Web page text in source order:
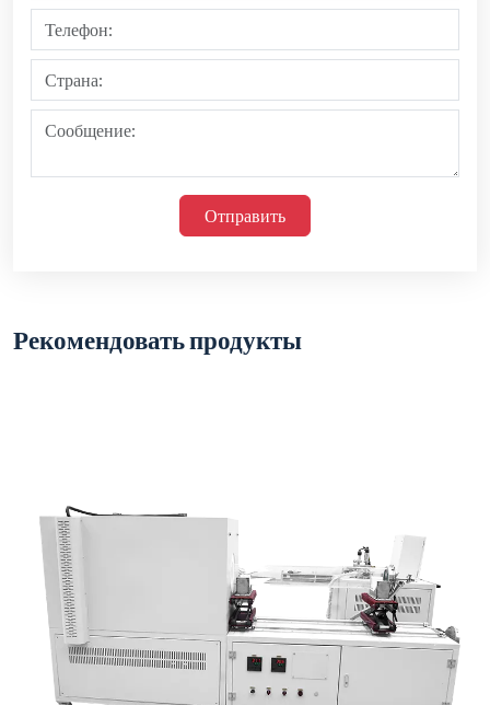
Отправить
Рекомендовать продукты